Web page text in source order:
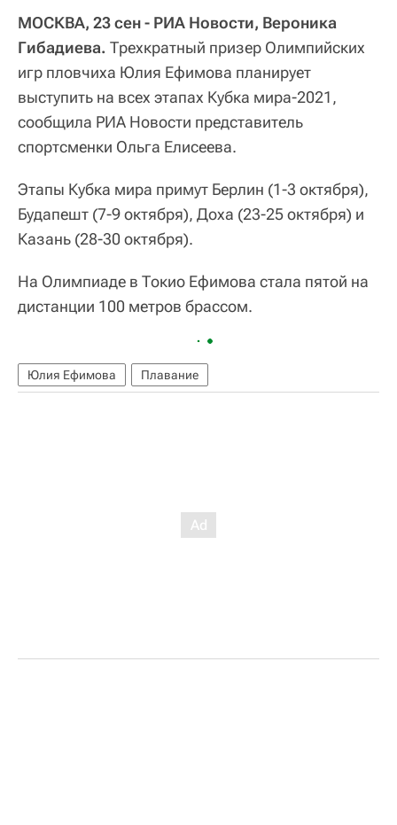
МОСКВА, 23 сен - РИА Новости, Вероника
Гибадиева. Трехкратный призер Олимпийских
игр пловчиха Юлия Ефимова планирует
выступить на всех этапах Кубка мира-2021,
сообщила РИА Новости представитель
спортсменки Ольга Елисеева.
Этапы Кубка мира примут Берлин (1-3 октября),
Будапешт (7-9 октября), Доха (23-25 октября) и
Казань (28-30 октября).
На Олимпиаде в Токио Ефимова стала пятой на
дистанции 100 метров брассом.
Юлия Ефимова Плавание